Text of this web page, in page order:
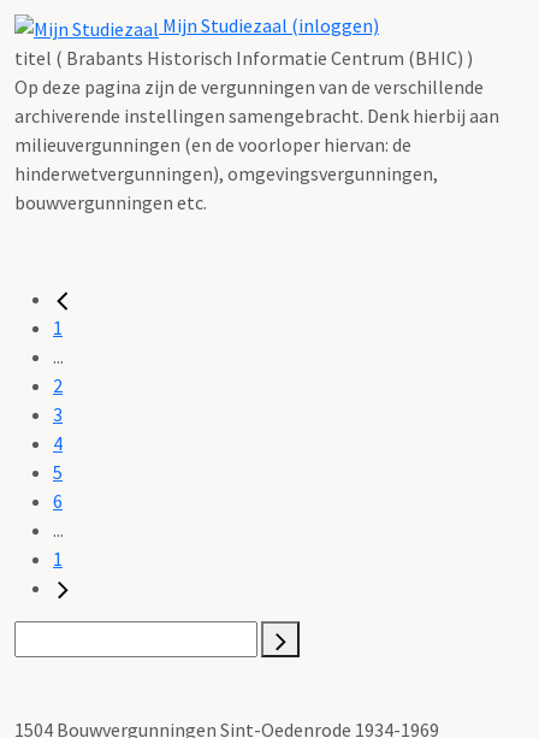
Mijn Studiezaal (inloggen)
titel ( Brabants Historisch Informatie Centrum (BHIC) )
Op deze pagina zijn de vergunningen van de verschillende
archiverende instellingen samengebracht. Denk hierbij aan
milieuvergunningen (en de voorloper hiervan: de
hinderwetvergunningen), omgevingsvergunningen,
bouwvergunningen etc.
1
...
2
3
4
5
6
...
1
1504 Bouwvergunningen Sint-Oedenrode 1934-1969